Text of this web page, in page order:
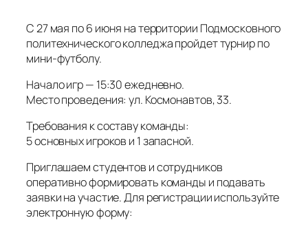
С 27 мая по 6 июня на территории Подмосковного
политехнического колледжа пройдет турнир по
мини‑футболу.
Начало игр — 15:30 ежедневно.
Место проведения: ул. Космонавтов, 33.
Требования к составу команды:
5 основных игроков и 1 запасной.
Приглашаем студентов и сотрудников
оперативно формировать команды и подавать
заявки на участие. Для регистрации используйте
электронную форму: